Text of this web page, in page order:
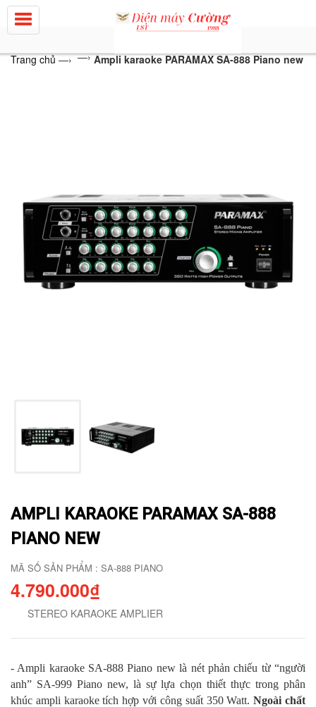
Trang chủ—› —› Ampli karaoke PARAMAX SA-888 Piano new
AMPLI KARAOKE PARAMAX SA-888
PIANO NEW
MÃ SỐ SẢN PHẨM : SA-888 PIANO
4.790.000₫
STEREO KARAOKE AMPLIER
- Ampli karaoke SA-888 Piano new là nét phản chiếu từ “người
anh” SA-999 Piano new, là sự lựa chọn thiết thực trong phân
khúc ampli karaoke tích hợp với công suất 350 Watt.Ngoài chất